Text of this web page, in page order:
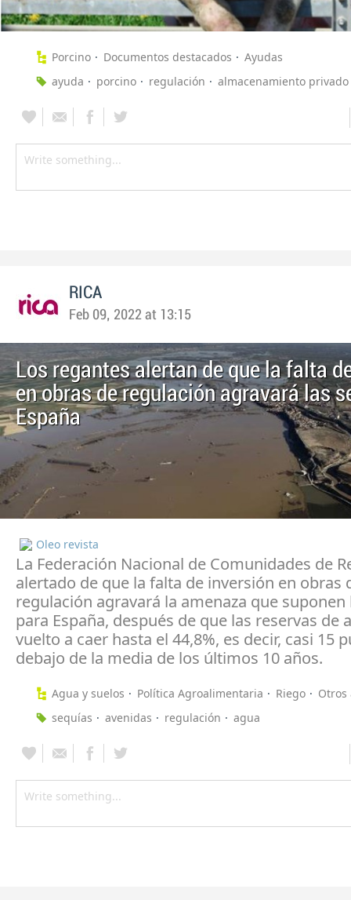
Porcino Documentos destacados
Ayudas
ayuda
porcino regulación almacenamiento privado
RICA
Feb 09, 2022 at 13:15
Los regantes alertan de que la falta
en obras de regulación agravará las
España
Oleo revista
La Federación Nacional de Comunidades de
alertado de que la falta de inversión en obras
regulación agravará la amenaza que suponen
para España, después de que las reservas de
vuelto a caer hasta el 44,8%, es decir, casi 15
debajo de la media de los últimos 10 años.
Agua y suelos Política Agroalimentaria Riego
sequías
avenidas regulación agua